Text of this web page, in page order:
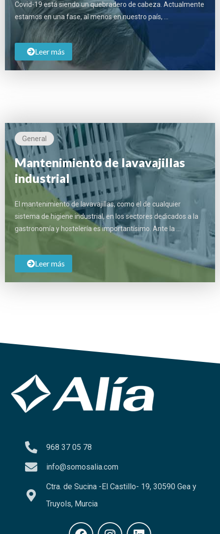
Covid-19 está siendo un quebradero de cabeza. Actualmente
estamos en una fase, al menos en nuestro país, …
Leer más
General
Mantenimiento de lavavajillas
industrial
El mantenimiento de lavavajillas, como el de cualquier
sistema de higiene industrial, en los sectores dedicados a la
gastronomía y hostelería es importantísimo. Ante la …
Leer más
968 37 05 78
info@somosalia.com
Ctra. de Sucina -El Castillo- 19, 30590 Gea y
Truyols, Murcia
F
I
L